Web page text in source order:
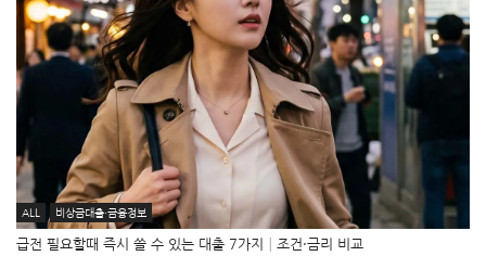
ALL 비상금대출·금융정보
급전 필요할때 즉시 쓸 수 있는 대출 7가지│조건·금리 비교